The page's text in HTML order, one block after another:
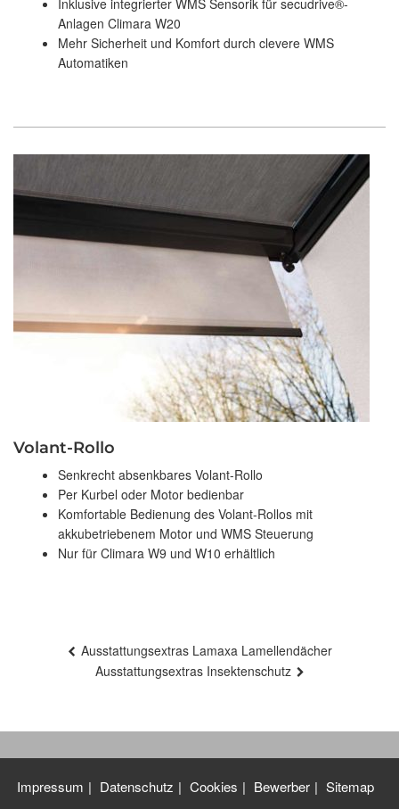
Anlagen Climara W20
Mehr Sicherheit und Komfort durch clevere WMS
Automatiken
Volant-Rollo
Senkrecht absenkbares Volant-Rollo
Per Kurbel oder Motor bedienbar
Komfortable Bedienung des Volant-Rollos mit
akkubetriebenem Motor und WMS Steuerung
Nur für Climara W9 und W10 erhältlich
Ausstattungsextras Lamaxa Lamellendächer
Ausstattungsextras Insektenschutz
Impressum Datenschutz Cookies Bewerber Sitemap